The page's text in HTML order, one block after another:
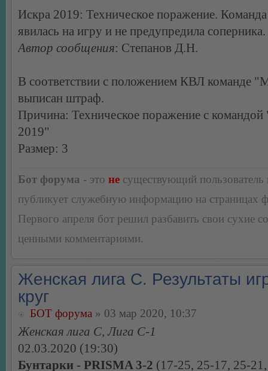
Искра 2019: Техническое поражение.
явилась на игру и не предупредила соперника.
Автор сообщения: Степанов Д.Н.
В соответствии с положением КВЛ команде
выписан штраф.
Причина: Техническое поражение с командой
2019"
Размер: 3
Бот форума - это не существующий пользователь
публикует служебную информацию на страницах
Первого апреля бот решил разбавить свои сухие
ценными комментариями.
Женская лига С. Результаты
круг
БОТ форума » 03 мар 2020, 10:37
Женская лига С, Лига С-1
02.03.2020 (19:30)
Бунтарки - PRISMA 3-2 (17-25, 25-17, 25-